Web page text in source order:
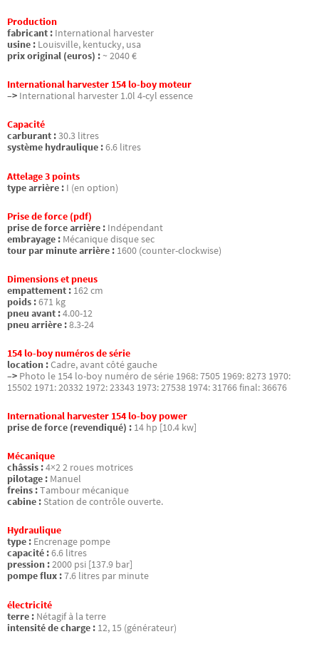
Production
fabricant : International harvester
usine : Louisville, kentucky, usa
prix original (euros) : ~ 2040 €
International harvester 154 lo-boy moteur
–> International harvester 1.0l 4-cyl essence
Capacité
carburant :30.3 litres
système hydraulique :6.6 litres
Attelage 3 points
type arrière : I (en option)
Prise de force (pdf)
prise de force arrière : Indépendant
embrayage : Mécanique disque sec
tour par minute arrière : 1600 (counter-clockwise)
Dimensions et pneus
empattement : 162 cm
poids :671 kg
pneu avant :4.00-12
pneu arrière :8.3-24
154 lo-boy numéros de série
location :Cadre, avant côté gauche
–> Photo le 154 lo-boy numéro de série 1968: 7505 1969: 8273 1970:
15502 1971: 20332 1972: 23343 1973: 27538 1974: 31766 final: 36676
International harvester 154 lo-boy power
prise de force (revendiqué) : 14 hp [10.4 kw]
Mécanique
châssis :4×2 2 roues motrices
pilotage : Manuel
freins :Tambour mécanique
cabine : Station de contrôle ouverte.
Hydraulique
type : Encrenage pompe
capacité :6.6 litres
pression :2000 psi [137.9 bar]
pompe flux :7.6 litres par minute
électricité
terre : Nétagif à la terre
intensité de charge : 12, 15 (générateur)